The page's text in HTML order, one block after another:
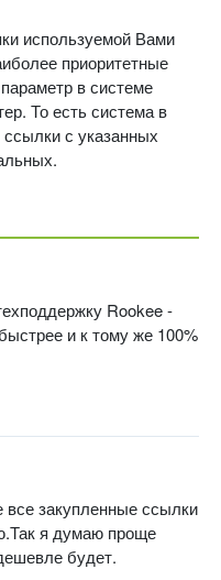
используемой Вами
приоритетные
в системе
То есть система в
с указанных
Rookee -
и к тому же 100%
все закупленные ссылки
я думаю проще
будет.